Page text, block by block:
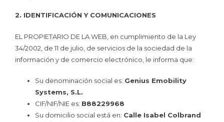
2. IDENTIFICACIÓN Y COMUNICACIONES
EL PROPIETARIO DE LA WEB, en cumplimiento de la Ley
34/2002, de 11 de julio, de servicios de la sociedad de la
información y de comercio electrónico, le informa que:
Su denominación social es: Genius Emobility
Systems, S.L.
CIF/NIF/NIE es: B88229968
Su domicilio social está en: Calle Isabel Colbrand